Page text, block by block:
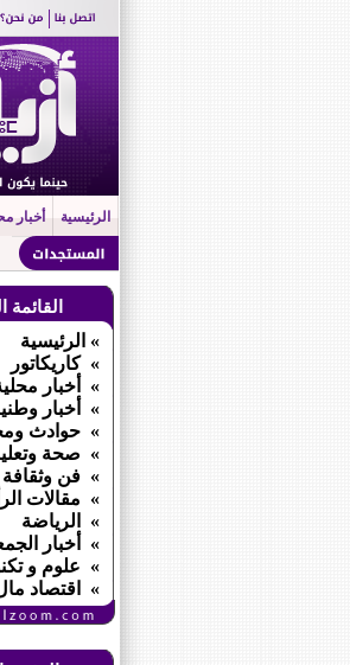
الرئيسية أخبار
القائمة
» الرئيسية
» كاريكاتور
» أخبار
» أخبار
» حوادث
» صحة
» فن وثقافة
» مقالات
» الرياضة
» أخبار
» علوم و
» اقتصاد